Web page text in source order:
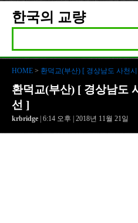
한국의 교량
HOME > 환덕교(부산) [ 경상남도 사천
환덕교(부산) [ 경상남도
선 ]
krbridge | 6:14 오후 | 2018년 11월 21일